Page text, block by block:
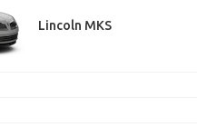
Lincoln MKS